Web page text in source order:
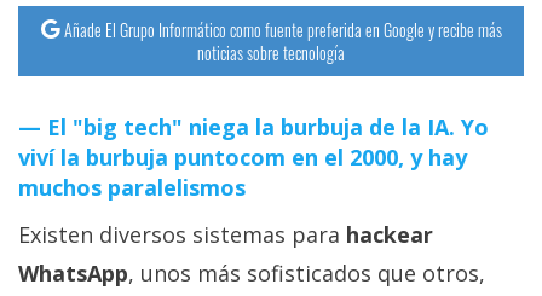
Tutoriales
Sistemas
operativos
Profesional
Añade El Grupo Informático como fuente preferida en Google y recibe más
noticias sobre tecnología
El "big tech" niega la burbuja de la IA. Yo
viví la burbuja puntocom en el 2000, y hay
muchos paralelismos
Existen diversos sistemas para hackear
WhatsApp, unos más sofisticados que otros,